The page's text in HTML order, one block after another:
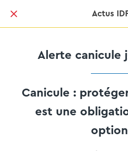
Actus
Alerte canicule
Canicule :
est une